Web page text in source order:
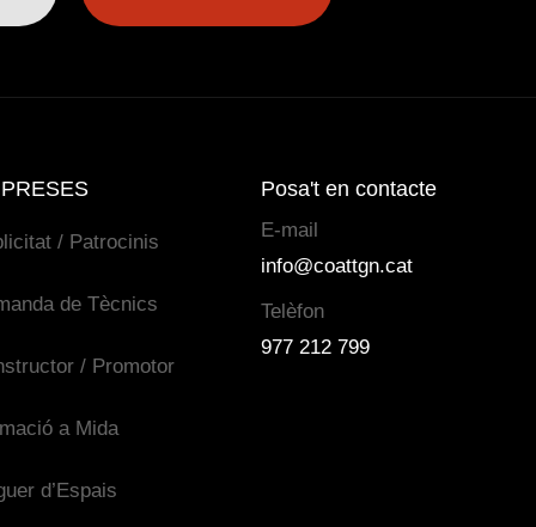
/ Patrocinis
de Tècnics
/ Promotor
a Mida
d’Espais
Posa't en contacte
E-mail
info@coattgn.cat
Telèfon
977 212 799